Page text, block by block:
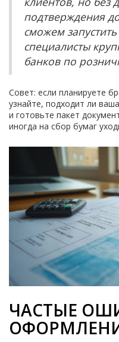
подтверждения
сможем
специалисты
банков по
Совет: если планируете
узнайте, подходит ли
и готовьте пакет
иногда на сбор бумаг
ЧАСТЫЕ